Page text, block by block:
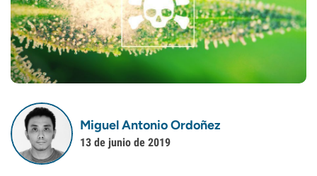
Miguel Antonio Ordoñez
13 de junio de 2019